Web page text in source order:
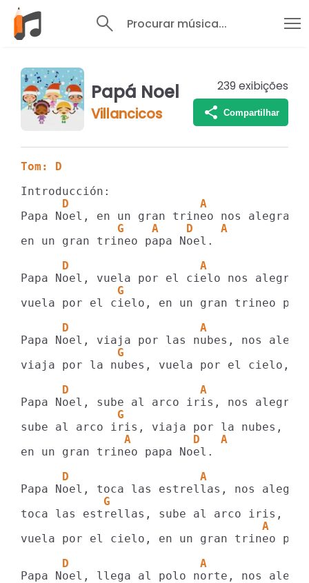
Procurar música...
Papá Noel
Villancicos
239 exibições
Compartilhar
Tom: D
D                   A
              G    A    D    A
en un gran trineo papa Noel.
D                   A
G                        A
vuela por el cielo, en un gran trineo
D                   A
G
viaja por la nubes, vuela por el cielo,
D                   A
              G
               A         D   A
en un gran trineo papa Noel.
D                   A
            G
A
vuela por el cielo, en un gran trineo
D                   A
Papa Noel, llega al polo norte, nos